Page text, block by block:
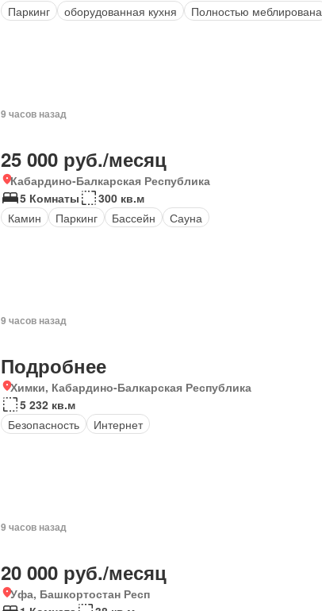
Паркинг
оборудованная кухня Полностью меблирована
9 часов назад
25 000 руб./месяц
Кабардино-Балкарская Республика
5 Комнаты
300 кв.м
Камин
Паркинг Бассейн Сауна
9 часов назад
Подробнее
Химки, Кабардино-Балкарская Республика
5 232 кв.м
Безопасность
Интернет
9 часов назад
20 000 руб./месяц
Уфа, Башкортостан Респ